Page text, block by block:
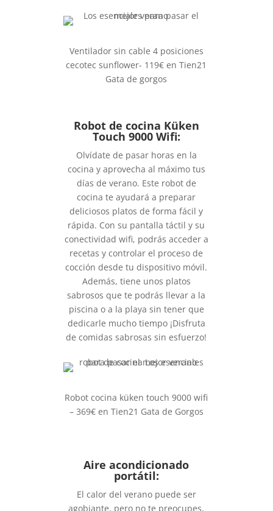
Ventilador sin cable 4 posiciones
cecotec sunflower- 119€ en Tien21
Gata de gorgos
Robot de cocina Küken
Touch 9000 Wifi:
Olvídate de pasar horas en la
cocina y aprovecha al máximo tus
días de verano. Este robot de
cocina te ayudará a preparar
deliciosos platos de forma fácil y
rápida. Con su pantalla táctil y su
conectividad wifi, podrás acceder a
recetas y controlar el proceso de
cocción desde tu dispositivo móvil.
Además, tiene unos platos
sabrosos que te podrás llevar a la
piscina o a la playa sin tener que
dedicarle mucho tiempo ¡Disfruta
de comidas sabrosas sin esfuerzo!
Robot cocina küken touch 9000 wifi
– 369€ en Tien21 Gata de Gorgos
Aire acondicionado
portátil:
El calor del verano puede ser
agobiante, pero no te preocupes,